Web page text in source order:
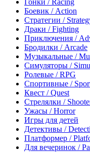
Гонки / Racing
Боевик / Action
Стратегии /
Драки / Fighting
Приключения /
Бродилки / Arcade
Музыкальные /
Симуляторы /
Ролевые / RPG
Спортивные /
Квест / Quest
Стрелялки /
Ужасы / Horror
Игры для детей
Детективы /
Платформер /
Для вечеринок /